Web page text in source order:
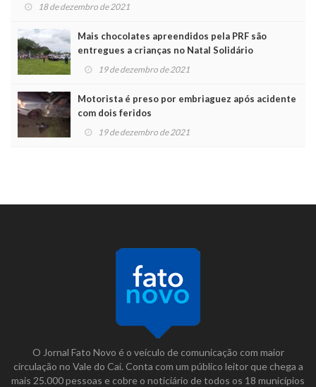
18 de dezembro de 2021
Mais chocolates apreendidos pela PRF são
entregues a crianças no Natal Solidário
19 de dezembro de 2021
Motorista é preso por embriaguez após acidente
com dois feridos
19 de dezembro de 2021
O Jornal Fato Novo é o veículo de comunicação com maior
circulação no Vale do Caí. Conta com um público leitor que chega a
mais 25.000 pessoas e cobre o noticiário de todos os 18 municípios